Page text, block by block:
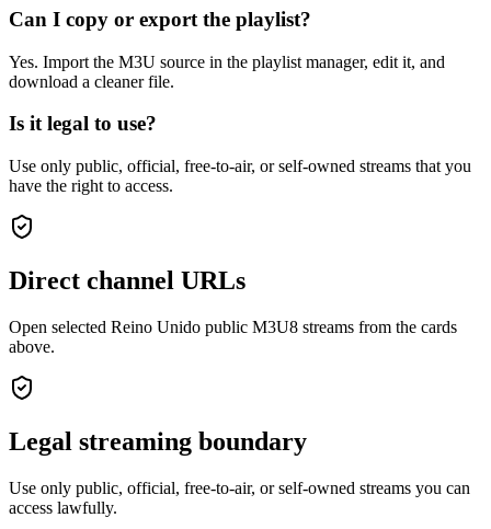
Can I copy or export the playlist?
Yes. Import the M3U source in the playlist manager, edit it, and
download a cleaner file.
Is it legal to use?
Use only public, official, free-to-air, or self-owned streams that you
have the right to access.
Direct channel URLs
Open selected Reino Unido public M3U8 streams from the cards
above.
Legal streaming boundary
Use only public, official, free-to-air, or self-owned streams you can
access lawfully.